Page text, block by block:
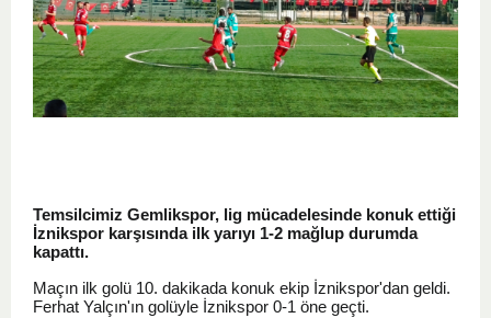
Temsilcimiz Gemlikspor, lig mücadelesinde konuk ettiği
İznikspor karşısında ilk yarıyı 1-2 mağlup durumda
kapattı.
Maçın ilk golü 10. dakikada konuk ekip İznikspor'dan geldi.
Ferhat Yalçın'ın golüyle İznikspor 0-1 öne geçti.